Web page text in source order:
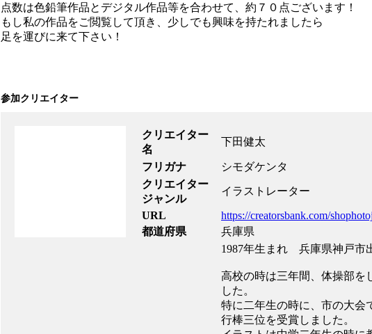
点数は色鉛筆作品とデジタル作品等を合わせて、約７０点ございます！
もし私の作品をご閲覧して頂き、少しでも興味を持たれましたら
足を運びに来て下さい！
参加クリエイター
クリエイター
名
下田健太
フリガナ
シモダケンタ
クリエイター
ジャンル
イラストレーター
URL
https://creatorsbank.com/
都道府県
兵庫県
1987年生まれ 兵庫県神戸市
高校の時は三年間、体操部を
した。
特に二年生の時に、市の大会
行棒三位を受賞しました。